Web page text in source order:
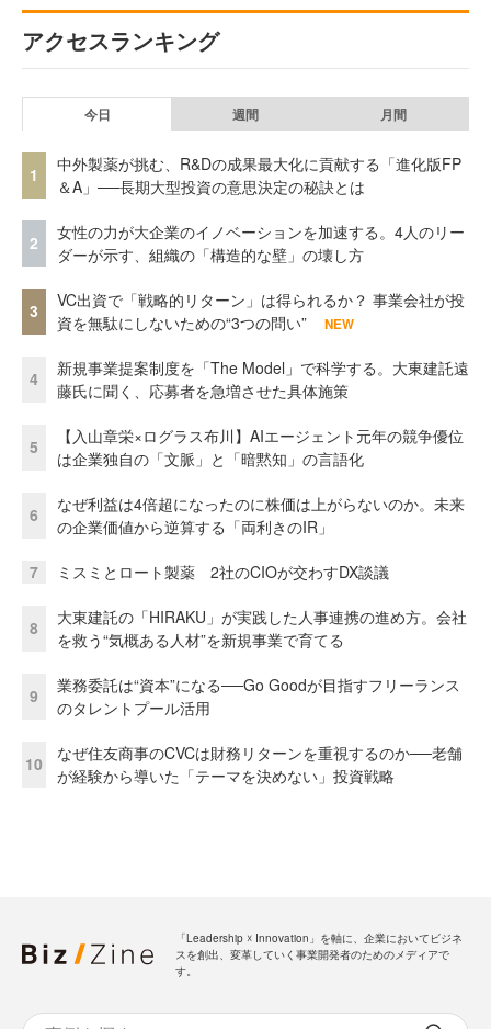
アクセスランキング
今日 週間 月間
1
中外製薬が挑む、R&Dの成果最大化に貢献する「進化版FP
＆A」──長期大型投資の意思決定の秘訣とは
2
女性の力が大企業のイノベーションを加速する。4人のリー
ダーが示す、組織の「構造的な壁」の壊し方
3
VC出資で「戦略的リターン」は得られるか？ 事業会社が投
資を無駄にしないための“3つの問い”
NEW
4
新規事業提案制度を「The Model」で科学する。大東建託遠
藤氏に聞く、応募者を急増させた具体施策
5
【入山章栄×ログラス布川】AIエージェント元年の競争優位
は企業独自の「文脈」と「暗黙知」の言語化
6
なぜ利益は4倍超になったのに株価は上がらないのか。未来
の企業価値から逆算する「両利きのIR」
7 ミスミとロート製薬 2社のCIOが交わすDX談議
8
大東建託の「HIRAKU」が実践した人事連携の進め方。会社
を救う“気概ある人材”を新規事業で育てる
9
業務委託は“資本”になる──Go Goodが目指すフリーランス
のタレントプール活用
10
なぜ住友商事のCVCは財務リターンを重視するのか──老舗
が経験から導いた「テーマを決めない」投資戦略
「Leadership ☓ Innovation」を軸に、企業においてビジネ
スを創出、変革していく事業開発者のためのメディアで
す。